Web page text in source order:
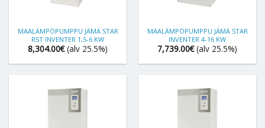
MAALÄMPÖPUMPPU JÄMÄ STAR
RST INVENTER 1,5-6 KW
8,304.00€ (alv 25.5%)
MAALÄMPÖPUMPPU JÄMÄ STAR
INVENTER 4-16 KW
7,739.00€ (alv 25.5%)